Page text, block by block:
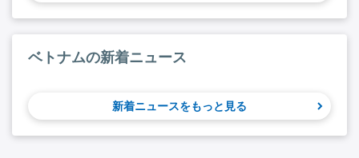
ベトナムの新着ニュース
新着ニュースをもっと見る